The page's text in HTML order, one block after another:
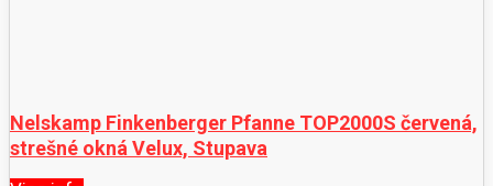
Nelskamp Finkenberger Pfanne TOP2000S červená,
strešné okná Velux, Stupava